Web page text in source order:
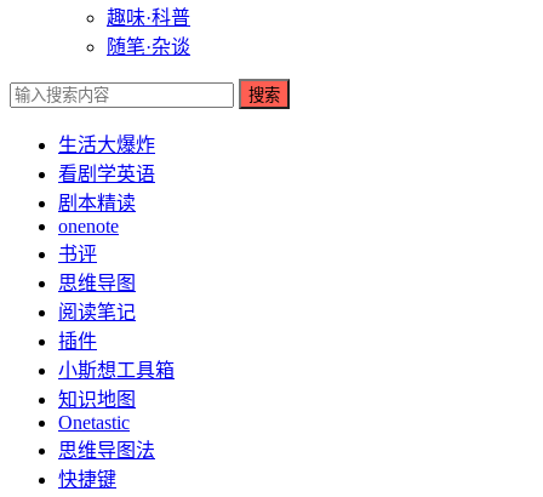
趣味·科普
随笔·杂谈
搜索
生活大爆炸
看剧学英语
剧本精读
onenote
书评
思维导图
阅读笔记
插件
小斯想工具箱
知识地图
Onetastic
思维导图法
快捷键